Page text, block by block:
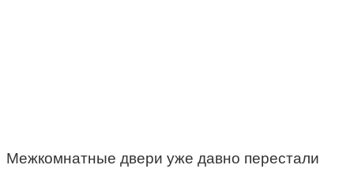
Межкомнатные двери уже давно перестали